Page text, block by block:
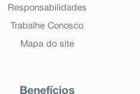
Responsabilidades
Trabalhe Conosco
Mapa do site
Benefícios